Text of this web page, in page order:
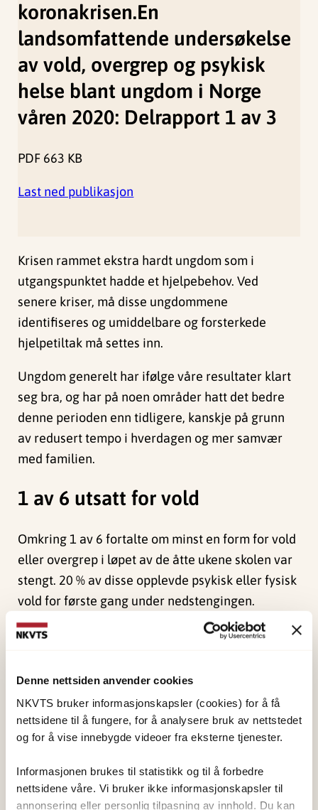
Denne nettsiden anvender cookies
NKVTS bruker informasjonskapsler (cookies) for å få
nettsidene til å fungere, for å analysere bruk av nettstedet
og for å vise innebygde videoer fra eksterne tjenester.
Informasjonen brukes til statistikk og til å forbedre
nettsidene våre. Vi bruker ikke informasjonskapsler til
annonsering eller personlig tilpasning av innhold. Du kan
koronakrisen.En
landsomfattende undersøkelse
av vold, overgrep og psykisk
helse blant ungdom i Norge
våren 2020: Delrapport 1 av 3
PDF 663 KB
Last ned publikasjon
Krisen rammet ekstra hardt ungdom som i
utgangspunktet hadde et hjelpebehov. Ved
senere kriser, må disse ungdommene
identifiseres og umiddelbare og forsterkede
hjelpetiltak må settes inn.
Ungdom generelt har ifølge våre resultater klart
seg bra, og har på noen områder hatt det bedre
denne perioden enn tidligere, kanskje på grunn
av redusert tempo i hverdagen og mer samvær
med familien.
1 av 6 utsatt for vold
Omkring 1 av 6 fortalte om minst en form for vold
eller overgrep i løpet av de åtte ukene skolen var
stengt. 20 % av disse opplevde psykisk eller fysisk
vold for første gang under nedstengingen.
Nettovergrep debuterte for mange under
nedstengingen. Jenter var mye mer utsatt enn
Lavinntekstfamilier mer
rammet
Ungdom i lavinntektsfamilier og der foreldrene
hadde psykososiale vansker, var mer utsatt for